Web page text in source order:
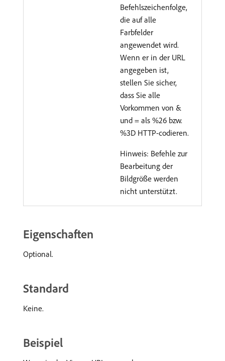
Befehlszeichenfolge,
die auf alle
Farbfelder
angewendet wird.
Wenn er in der URL
angegeben ist,
stellen Sie sicher,
dass Sie alle
Vorkommen von &
und = als %26 bzw.
%3D HTTP-codieren.
Hinweis: Befehle zur
Bearbeitung der
Bildgröße werden
nicht unterstützt.
Eigenschaften
Optional.
Standard
Keine.
Beispiel